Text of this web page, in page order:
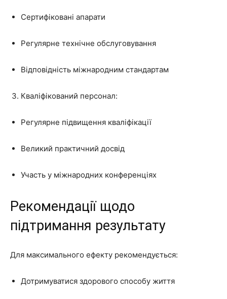
Сертифіковані апарати
Регулярне технічне обслуговування
Відповідність міжнародним стандартам
Кваліфікований персонал:
Регулярне підвищення кваліфікації
Великий практичний досвід
Участь у міжнародних конференціях
Рекомендації щодо
підтримання результату
Для максимального ефекту рекомендується:
Дотримуватися здорового способу життя